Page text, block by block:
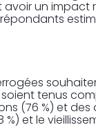
un impact
tenus
(76 %) et
%) et le